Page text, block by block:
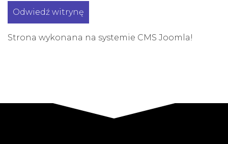
Odwiedź witrynę
Strona wykonana na systemie CMS Joomla!